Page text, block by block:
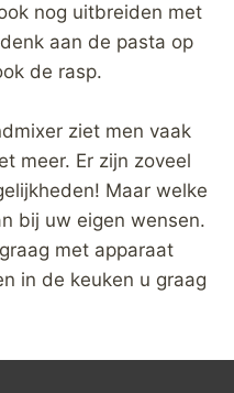
nog uitbreiden met
aan de pasta op
de rasp.
ziet men vaak
meer. Er zijn zoveel
Maar welke
bij uw eigen wensen.
met apparaat
in de keuken u graag